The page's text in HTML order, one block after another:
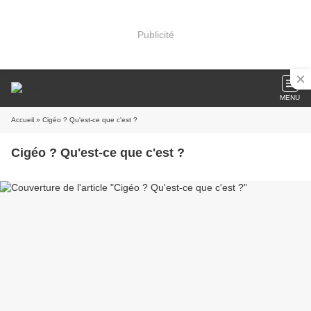
Publicité
MENU
Accueil » Cigéo ? Qu'est-ce que c'est ?
Cigéo ? Qu'est-ce que c'est ?